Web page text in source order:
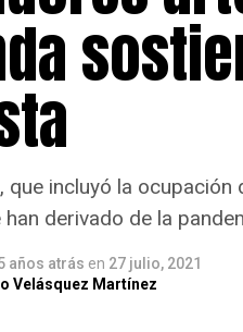
que incluyó la
derivado de la
años atrás en 27 julio, 2021
Velásquez Martínez